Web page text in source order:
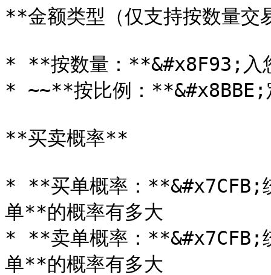
**金额类型（仅支持按数量交
* **按数量：**&#x8F93;入
* ~~**按比例：**&#x8BBE;
**买卖概率**
* **买单概率：**&#x7CFB;
单**的概率有多大
* **卖单概率：**&#x7CFB;
单**的概率有多大